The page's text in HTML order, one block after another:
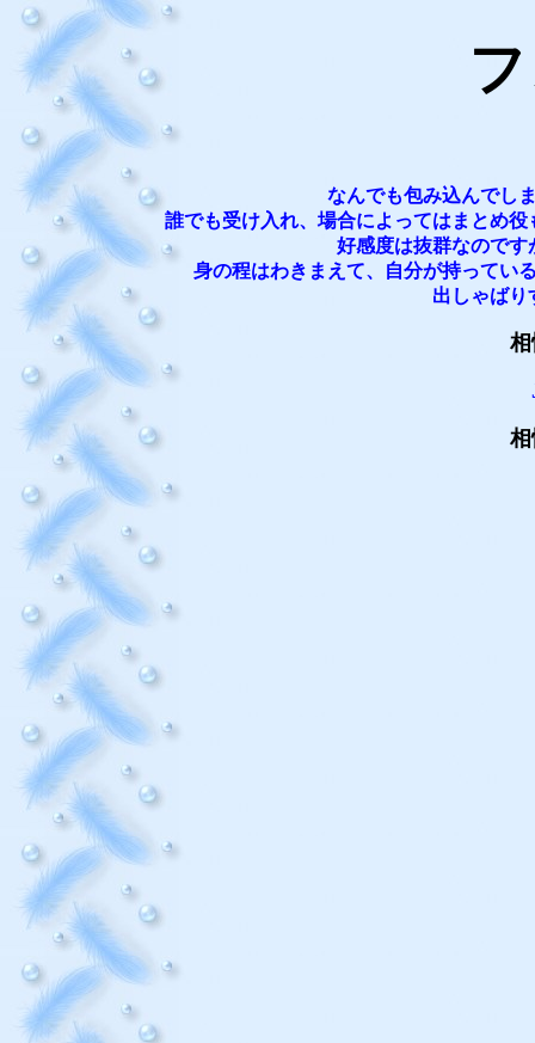
なんでも包み込んでし
誰でも受け入れ、場合によってはまとめ
好感度は抜群なので
身の程はわきまえて、自分が持ってい
出しゃばり